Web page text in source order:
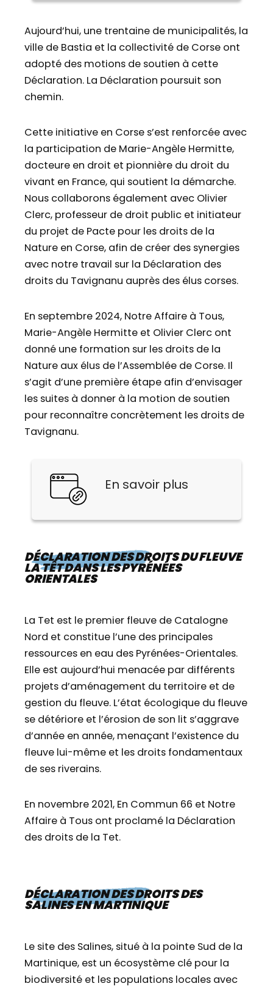
Aujourd’hui, une trentaine de municipalités, la
ville de Bastia et la collectivité de Corse ont
adopté des motions de soutien à cette
Déclaration. La Déclaration poursuit son
chemin.
Cette initiative en Corse s’est renforcée avec
la participation de Marie-Angèle Hermitte,
docteure en droit et pionnière du droit du
vivant en France, qui soutient la démarche.
Nous collaborons également avec Olivier
Clerc, professeur de droit public et initiateur
du projet de Pacte pour les droits de la
Nature en Corse, afin de créer des synergies
avec notre travail sur la Déclaration des
droits du Tavignanu auprès des élus corses.
En septembre 2024, Notre Affaire à Tous,
Marie-Angèle Hermitte et Olivier Clerc ont
donné une formation sur les droits de la
Nature aux élus de l’Assemblée de Corse. Il
s’agit d’une première étape afin d’envisager
les suites à donner à la motion de soutien
pour reconnaître concrètement les droits de
Tavignanu.
En savoir plus
DÉCLARATION DES DROITS DU FLEUVE
LA TÊT DANS LES PYRÉNÉES
ORIENTALES
La Tet est le premier fleuve de Catalogne
Nord et constitue l’une des principales
ressources en eau des Pyrénées-Orientales.
Elle est aujourd’hui menacée par différents
projets d’aménagement du territoire et de
gestion du fleuve. L’état écologique du fleuve
se détériore et l’érosion de son lit s’aggrave
d’année en année, menaçant l’existence du
fleuve lui-même et les droits fondamentaux
de ses riverains.
En novembre 2021, En Commun 66 et Notre
Affaire à Tous ont proclamé la Déclaration
des droits de la Tet.
DÉCLARATION DES DROITS DES
SALINES EN MARTINIQUE
Le site des Salines, situé à la pointe Sud de la
Martinique, est un écosystème clé pour la
biodiversité et les populations locales avec